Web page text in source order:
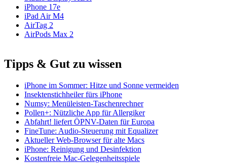
iPhone 17e
iPad Air M4
AirTag 2
AirPods Max 2
Tipps & Gut zu wissen
iPhone im Sommer: Hitze und Sonne vermeiden
Insektenstichheiler fürs iPhone
Numsy: Menüleisten-Taschenrechner
Pollen+: Nützliche App für Allergiker
Abfahrt! liefert ÖPNV-Daten für Europa
FineTune: Audio-Steuerung mit Equalizer
Aktueller Web-Browser für alte Macs
iPhone: Reinigung und Desinfektion
Kostenfreie Mac-Gelegenheitsspiele